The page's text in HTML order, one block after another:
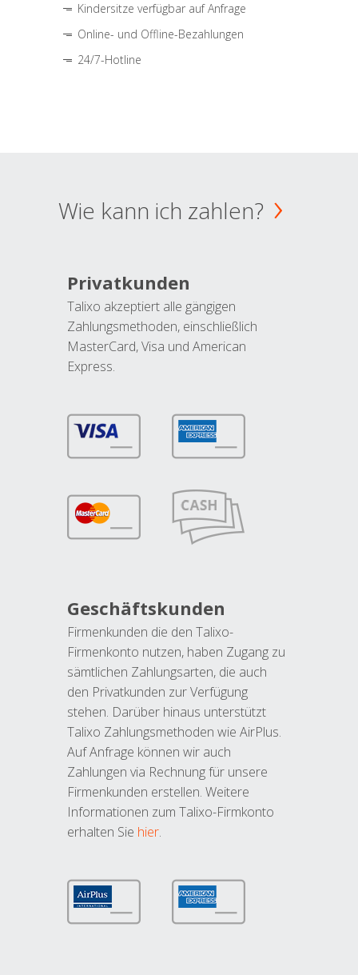
Kindersitze verfügbar auf Anfrage
Online- und Offline-Bezahlungen
24/7-Hotline
Wie kann ich zahlen?
Privatkunden
Talixo akzeptiert alle gängigen
Zahlungsmethoden, einschließlich
MasterCard, Visa und American
Express.
Geschäftskunden
Firmenkunden die den Talixo-
Firmenkonto nutzen, haben Zugang zu
sämtlichen Zahlungsarten, die auch
den Privatkunden zur Verfügung
stehen. Darüber hinaus unterstützt
Talixo Zahlungsmethoden wie AirPlus.
Auf Anfrage können wir auch
Zahlungen via Rechnung für unsere
Firmenkunden erstellen. Weitere
Informationen zum Talixo-Firmkonto
erhalten Sie hier.